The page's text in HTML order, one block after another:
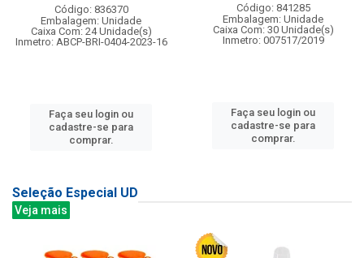
Código: 836370
Embalagem: Unidade
Caixa Com: 24 Unidade(s)
Inmetro: ABCP-BRI-0404-2023-16
Faça seu login ou
cadastre-se para
comprar.
Código: 841285
Embalagem: Unidade
Caixa Com: 30 Unidade(s)
Inmetro: 007517/2019
Faça seu login ou
cadastre-se para
comprar.
Seleção Especial UD
Veja mais